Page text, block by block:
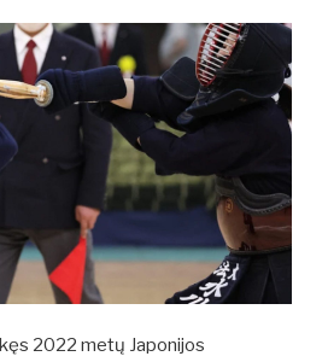
2022 metų Japonijos